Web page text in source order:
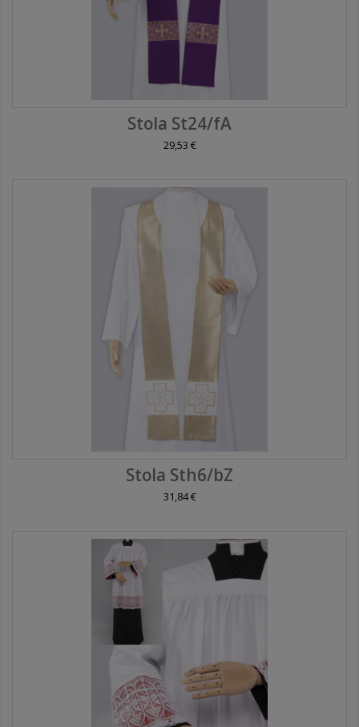
Stola St24/fA
29,53 €
Stola Sth6/bZ
31,84 €